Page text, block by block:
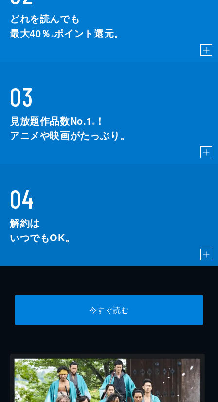
どれを読んでも
最大40％ ※ポイント還元。
03
見放題作品数No.1 ※
！
アニメや映画がたっぷり。
04
解約は
いつでもOK。
今すぐ読む